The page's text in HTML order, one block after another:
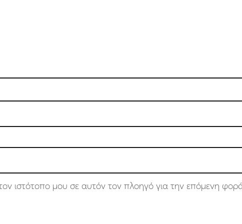
ιστότοπο μου σε αυτόν τον πλοηγό για την επόμενη